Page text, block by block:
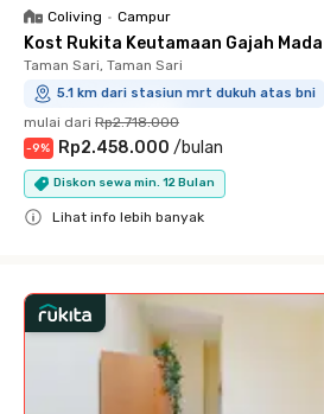
Coliving • Campur
Kost Rukita Keutamaan Gajah Mada
Taman Sari, Taman Sari
5.1 km dari stasiun mrt dukuh atas bni
mulai dari Rp2.718.000
-9% Rp2.458.000 /bulan
Diskon sewa min. 12 Bulan
Lihat info lebih banyak